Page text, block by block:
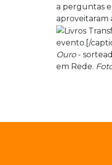
a perguntas
aproveitaram
evento.[/
Ouro-
em Rede.